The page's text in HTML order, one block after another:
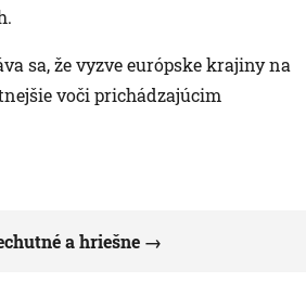
sa, že vyzve európske krajiny na
voči prichádzajúcim
a hriešne